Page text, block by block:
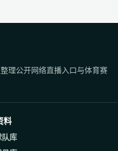
理公开网络直播入口与体育赛
料
队库